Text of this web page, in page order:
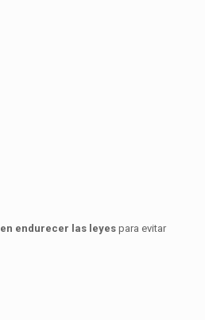
endurecer las leyespara evitar